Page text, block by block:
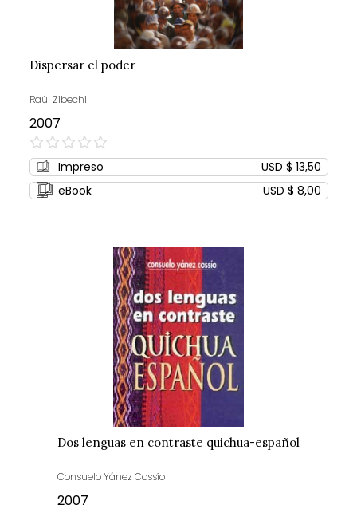
Dispersar el poder
Raúl Zibechi
2007
0%
Impreso
USD $ 13,50
eBook
USD $ 8,00
Dos lenguas en contraste quichua-español
Consuelo Yánez Cossío
2007